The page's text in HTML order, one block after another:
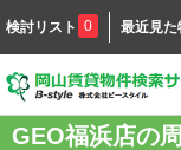
検討リスト 0 最近見た
GEO福浜店の